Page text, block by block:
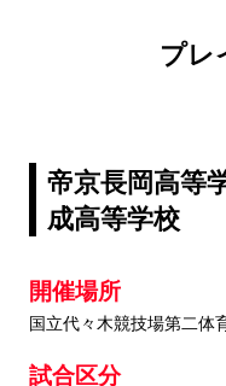
プレ
帝京長岡高等
成高等学校
開催場所
国立代々木競技場第二体
試合区分